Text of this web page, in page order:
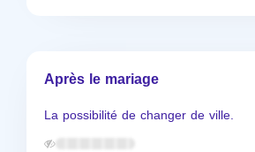
Après le mariage
La possibilité de changer de ville.